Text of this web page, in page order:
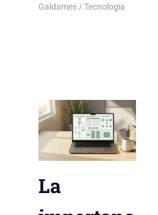
Galdames
Tecnologia
La